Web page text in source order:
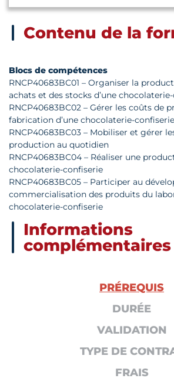
Contenu de la
Blocs de compétences
RNCP40683BC01 – Organiser la
achats et des stocks d’une
RNCP40683BC02 – Gérer les coûts de
fabrication d’une chocolaterie-confiserie
RNCP40683BC03 – Mobiliser et gérer
production au quotidien
RNCP40683BC04 – Réaliser une
chocolaterie-confiserie
RNCP40683BC05 – Participer au
commercialisation des produits du
chocolaterie-confiserie
Informations
complémentaires
PRÉREQUIS
DURÉE
VALIDATION
TYPE DE
FRAIS